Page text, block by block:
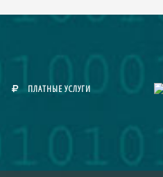
ПЛАТНЫЕ УСЛУГИ